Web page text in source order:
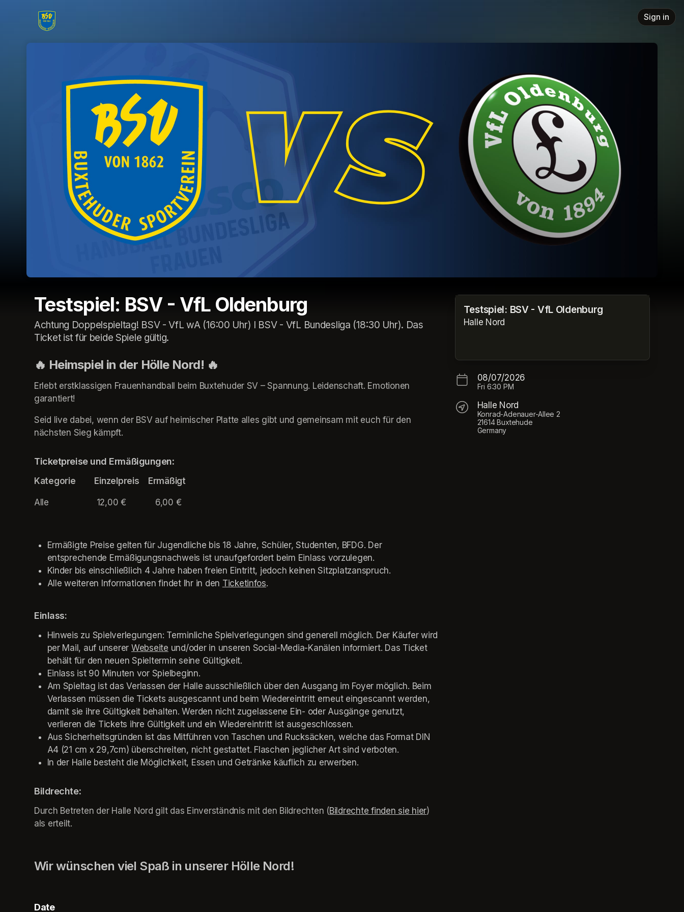
Sign in
Testspiel: BSV - VfL Oldenburg
Achtung Doppelspieltag! BSV - VfL wA (16:00 Uhr) I BSV - VfL Bundesliga (18:30 Uhr). Das
Ticket ist für beide Spiele gültig.
🔥 Heimspiel in der Hölle Nord! 🔥
Erlebt erstklassigen Frauenhandball beim Buxtehuder SV – Spannung. Leidenschaft. Emotionen
garantiert!
Seid live dabei, wenn der BSV auf heimischer Platte alles gibt und gemeinsam mit euch für den
nächsten Sieg kämpft.
Ticketpreise und Ermäßigungen:
Kategorie	      Einzelpreis	Ermäßigt
Alle         	         12,00 € 	        6,00 €
Ermäßigte Preise gelten für Jugendliche bis 18 Jahre, Schüler, Studenten, BFDG. Der
entsprechende Ermäßigungsnachweis ist unaufgefordert beim Einlass vorzulegen.
Kinder bis einschließlich 4 Jahre haben freien Eintritt, jedoch keinen Sitzplatzanspruch.
Alle weiteren Informationen findet Ihr in den Ticketinfos(opens in a new tab)
.
Einlass:
Hinweis zu Spielverlegungen: Terminliche Spielverlegungen sind generell möglich. Der Käufer wird
per Mail, auf unserer Webseite (opens in a new tab)
und/oder in unseren Social-Media-Kanälen informiert. Das Ticket
behält für den neuen Spieltermin seine Gültigkeit.
Einlass ist 90 Minuten vor Spielbeginn.
Am Spieltag ist das Verlassen der Halle ausschließlich über den Ausgang im Foyer möglich. Beim
Verlassen müssen die Tickets ausgescannt und beim Wiedereintritt erneut eingescannt werden,
damit sie ihre Gültigkeit behalten. Werden nicht zugelassene Ein- oder Ausgänge genutzt,
verlieren die Tickets ihre Gültigkeit und ein Wiedereintritt ist ausgeschlossen.
Aus Sicherheitsgründen ist das Mitführen von Taschen und Rucksäcken, welche das Format DIN
A4 (21 cm x 29,7cm) überschreiten, nicht gestattet. Flaschen jeglicher Art sind verboten.
In der Halle besteht die Möglichkeit, Essen und Getränke käuflich zu erwerben.
Bildrechte:
Durch Betreten der Halle Nord gilt das Einverständnis mit den Bildrechten (Bildrechte finden sie hier(opens in a new tab)
)
als erteilt.
Wir wünschen viel Spaß in unserer Hölle Nord!
Date
Testspiel: BSV - VfL Oldenburg
Halle Nord
08/07/2026
Fri 6:30 PM
Halle Nord
Konrad-Adenauer-Allee 2
21614 Buxtehude
Germany